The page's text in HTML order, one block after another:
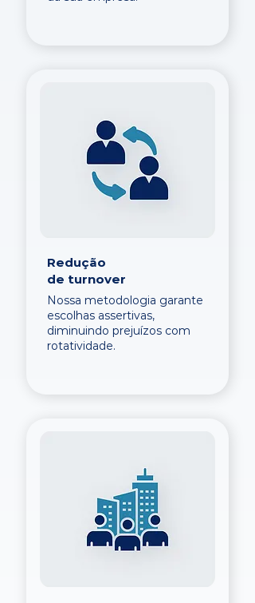
Redução
de turnover
Nossa metodologia garante
escolhas assertivas,
diminuindo prejuízos com
rotatividade.